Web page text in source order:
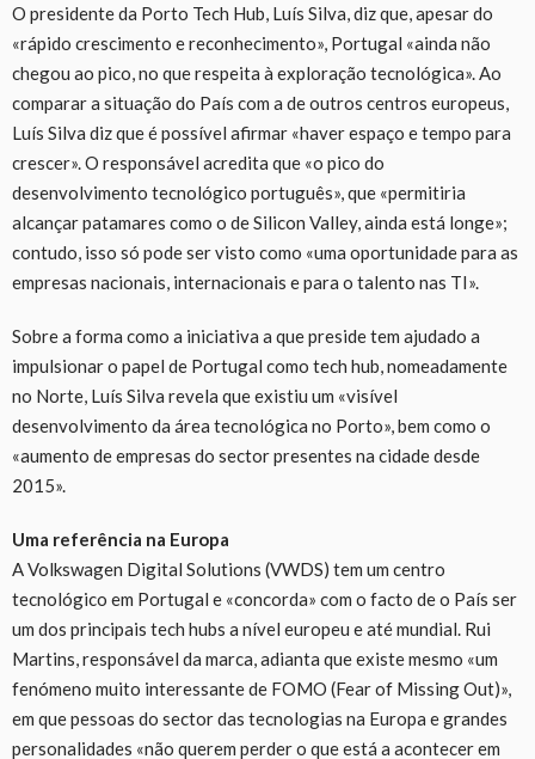
O presidente da Porto Tech Hub, Luís Silva, diz que, apesar do
«rápido crescimento e reconhecimento», Portugal «ainda não
chegou ao pico, no que respeita à exploração tecnológica». Ao
comparar a situação do País com a de outros centros europeus,
Luís Silva diz que é possível afirmar «haver espaço e tempo para
crescer». O responsável acredita que «o pico do
desenvolvimento tecnológico português», que «permitiria
alcançar patamares como o de Silicon Valley, ainda está longe»;
contudo, isso só pode ser visto como «uma oportunidade para as
empresas nacionais, internacionais e para o talento nas TI».
Sobre a forma como a iniciativa a que preside tem ajudado a
impulsionar o papel de Portugal como tech hub, nomeadamente
no Norte, Luís Silva revela que existiu um «visível
desenvolvimento da área tecnológica no Porto», bem como o
«aumento de empresas do sector presentes na cidade desde
2015».
Uma referência na Europa
A Volkswagen Digital Solutions (VWDS) tem um centro
tecnológico em Portugal e «concorda» com o facto de o País ser
um dos principais tech hubs a nível europeu e até mundial. Rui
Martins, responsável da marca, adianta que existe mesmo «um
fenómeno muito interessante de FOMO (Fear of Missing Out)»,
em que pessoas do sector das tecnologias na Europa e grandes
personalidades «não querem perder o que está a acontecer em